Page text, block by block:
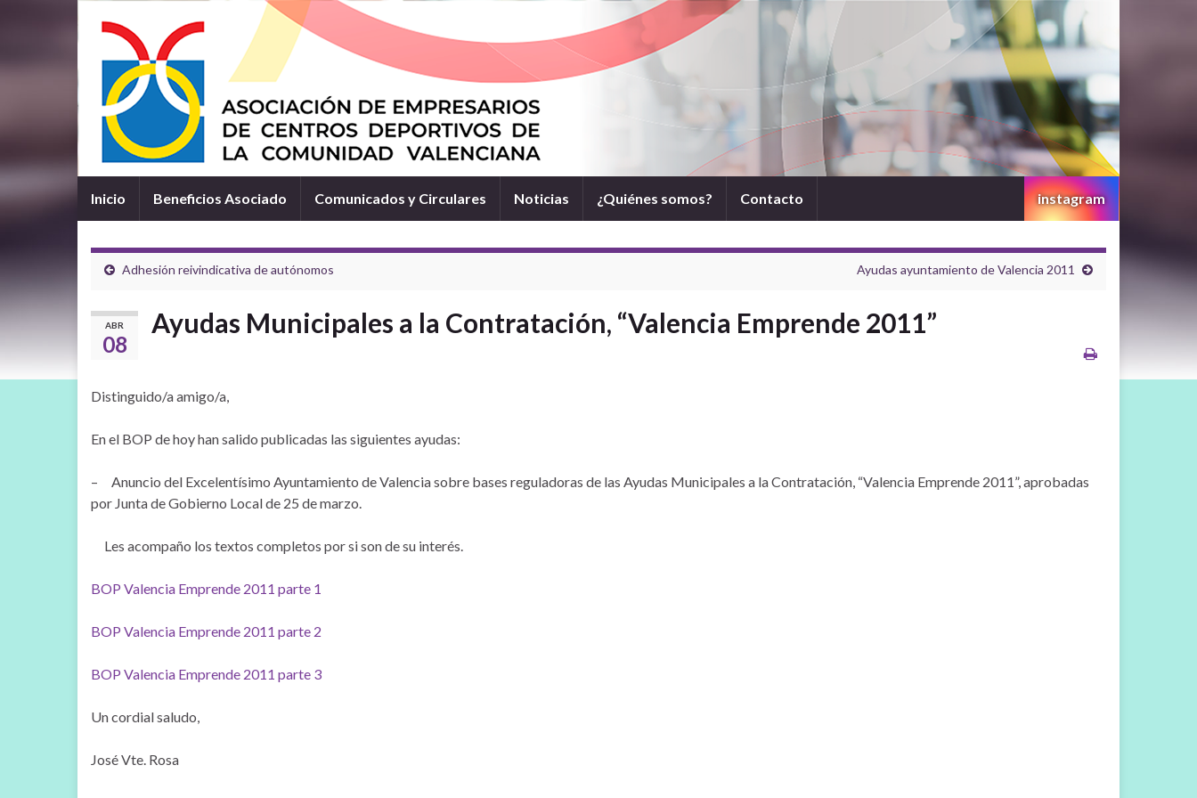
Inicio Beneficios Asociado Comunicados y Circulares Noticias ¿Quiénes somos? Contacto instagram
Adhesión reivindicativa de autónomos Ayudas ayuntamiento de Valencia 2011
ABR
08
Ayudas Municipales a la Contratación, “Valencia Emprende 2011”
Distinguido/a amigo/a,
En el BOP de hoy han salido publicadas las siguientes ayudas:
– Anuncio del Excelentísimo Ayuntamiento de Valencia sobre bases reguladoras de las Ayudas Municipales a la Contratación, “Valencia Emprende 2011”, aprobadas
por Junta de Gobierno Local de 25 de marzo.
Les acompaño los textos completos por si son de su interés.
BOP Valencia Emprende 2011 parte 1
BOP Valencia Emprende 2011 parte 2
BOP Valencia Emprende 2011 parte 3
Un cordial saludo,
José Vte. Rosa